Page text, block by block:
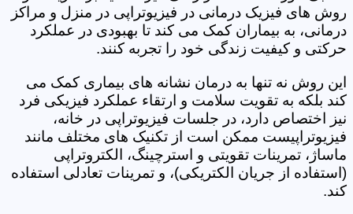
روش های فیزیک درمانی در فیزیوتراپی در منزل و مراکز
درمانی، به بیماران کمک می کند تا بهبودی در عملکرد
حرکتی و کیفیت زندگی خود را تجربه کنند.
این روش نه تنها به درمان نشانه های بیماری کمک می
کند بلکه به تقویت سلامت و ارتقاء عملکرد فیزیکی فرد
نیز اختصاص دارد، در جلسات فیزیوتراپی در خانه،
فیزیوتراپیست ممکن است از تکنیک های مختلف مانند
ماساژ، تمرینات تقویتی و استرچینگ، الکتروتراپی
(استفاده از جریان الکتریکی)، و تمرینات تعادلی استفاده
کند.